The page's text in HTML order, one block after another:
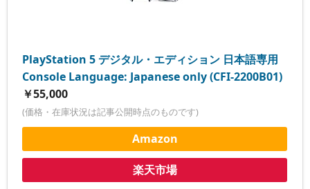
PlayStation 5 デジタル・エディション 日本語専用
Console Language: Japanese only (CFI-2200B01)
￥55,000
(価格・在庫状況は記事公開時点のものです)
Amazon
楽天市場